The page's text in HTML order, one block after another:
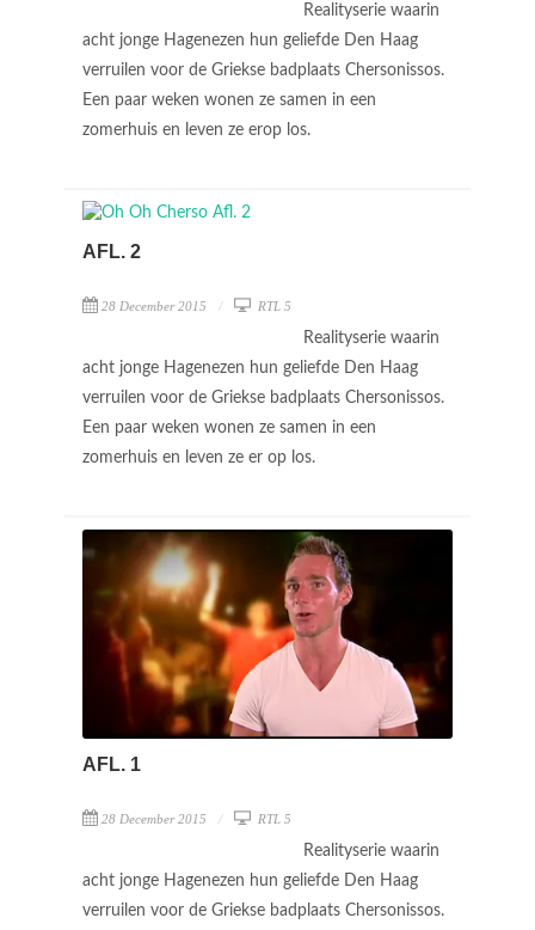
Realityserie waarin
acht jonge Hagenezen hun geliefde Den Haag
verruilen voor de Griekse badplaats Chersonissos.
Een paar weken wonen ze samen in een
zomerhuis en leven ze erop los.
AFL. 2
28 December 2015 RTL 5
Realityserie waarin
acht jonge Hagenezen hun geliefde Den Haag
verruilen voor de Griekse badplaats Chersonissos.
Een paar weken wonen ze samen in een
zomerhuis en leven ze er op los.
AFL. 1
28 December 2015 RTL 5
Realityserie waarin
acht jonge Hagenezen hun geliefde Den Haag
verruilen voor de Griekse badplaats Chersonissos.